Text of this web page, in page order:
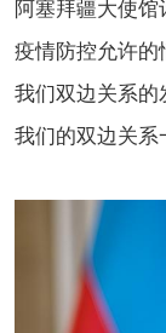
阿塞拜疆大使
疫情防控允许的
我们双边关系的
我们的双边关系